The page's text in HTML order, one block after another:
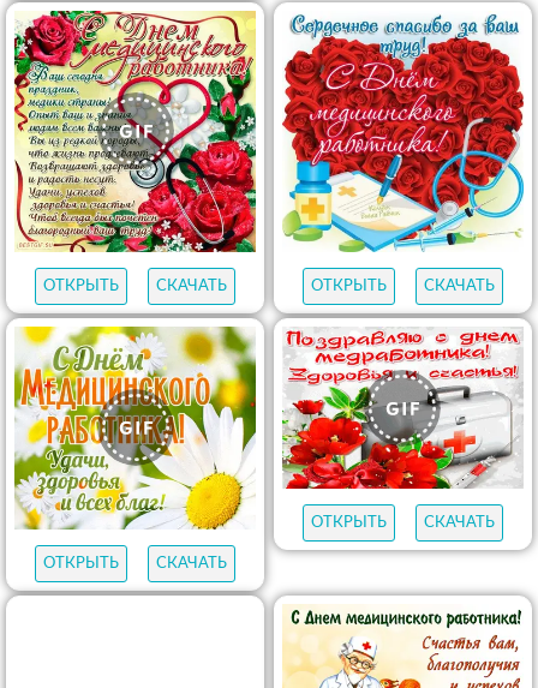
ОТКРЫТЬ СКАЧАТЬ ОТКРЫТЬ СКАЧАТЬ
ОТКРЫТЬ СКАЧАТЬ
ОТКРЫТЬ СКАЧАТЬ